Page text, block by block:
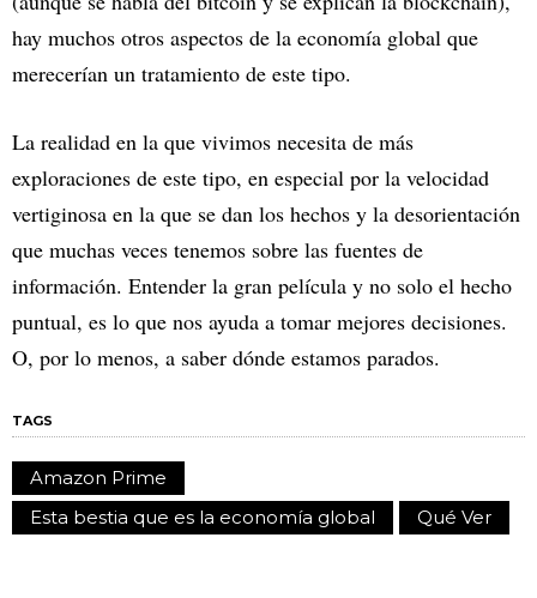
hay muchos otros aspectos de la economía global que
merecerían un tratamiento de este tipo.
La realidad en la que vivimos necesita de más
exploraciones de este tipo, en especial por la velocidad
vertiginosa en la que se dan los hechos y la desorientación
que muchas veces tenemos sobre las fuentes de
información. Entender la gran película y no solo el hecho
puntual, es lo que nos ayuda a tomar mejores decisiones.
O, por lo menos, a saber dónde estamos parados.
TAGS
Amazon Prime
Esta bestia que es la economía global
Qué Ver